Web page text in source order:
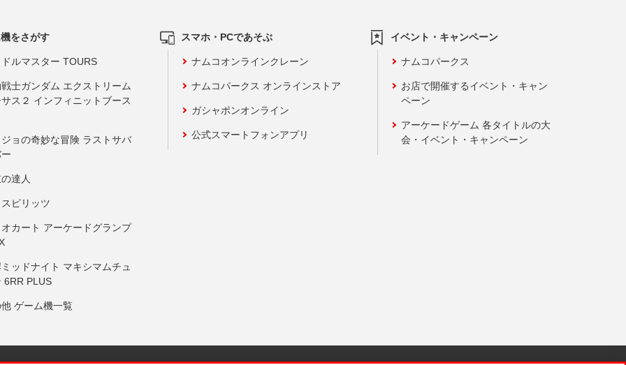
をさがす
ルマスター TOURS
士ガンダム エクストリーム
ス２ インフィニットブース
ョの奇妙な冒険 ラストサバ
達人
ピリッツ
カート アーケードグランプ
ッドナイト マキシマムチュ
6RR PLUS
ゲーム機一覧
スマホ・PCであそぶ
ナムコオンラインクレーン
ナムコパークス オンラインストア
ガシャポンオンライン
公式スマートフォンアプリ
イベント・キャンペーン
ナムコパークス
お店で開催するイベント・キャン
ペーン
アーケードゲーム 各タイトルの大
会・イベント・キャンペーン